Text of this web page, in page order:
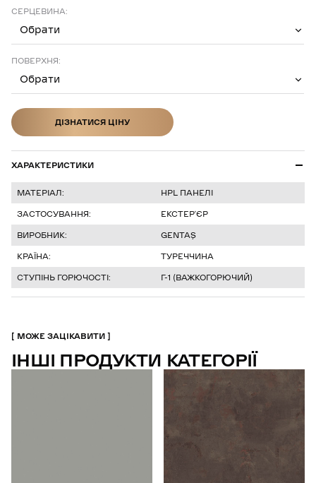
СЕРЦЕВИНА:
Обрати
ПОВЕРХНЯ:
Обрати
ДІЗНАТИСЯ ЦІНУ
ХАРАКТЕРИСТИКИ
МАТЕРІАЛ:
HPL ПАНЕЛІ
ЗАСТОСУВАННЯ:
ЕКСТЕРʼЄР
ВИРОБНИК:
GENTAŞ
КРАЇНА:
ТУРЕЧЧИНА
СТУПІНЬ ГОРЮЧОСТІ:
Г-1 (ВАЖКОГОРЮЧИЙ)
МОЖЕ ЗАЦІКАВИТИ
ІНШІ ПРОДУКТИ КАТЕГОРІЇ